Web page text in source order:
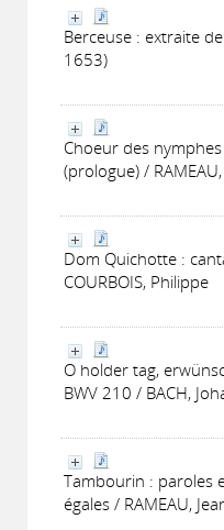
Berceuse : extraite
1653)
Choeur des
(prologue) /
Dom Quichotte :
COURBOIS, Philippe
O holder tag,
BWV 210 / BACH,
Tambourin : paroles
égales / RAMEAU,